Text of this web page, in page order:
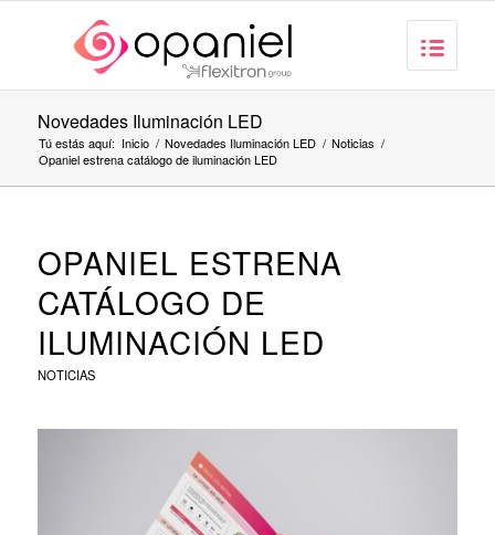
Novedades Iluminación LED
Tú estás aquí: Inicio / Novedades Iluminación LED / Noticias /
Opaniel estrena catálogo de iluminación LED
OPANIEL ESTRENA
CATÁLOGO DE
ILUMINACIÓN LED
NOTICIAS